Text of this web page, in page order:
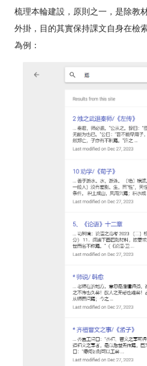
梳理本輪建設，原則之一，是除教
外掛，目的其實保持課文自身在檢
為例：